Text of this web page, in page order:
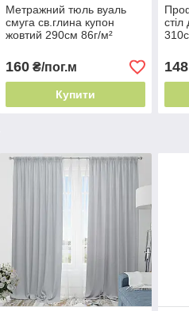
Метражний тюль вуаль
смуга св.глина купон
жовтий 290см 86г/м²
напівпрозорий
160₴/пог.м
Купити
стіл
148